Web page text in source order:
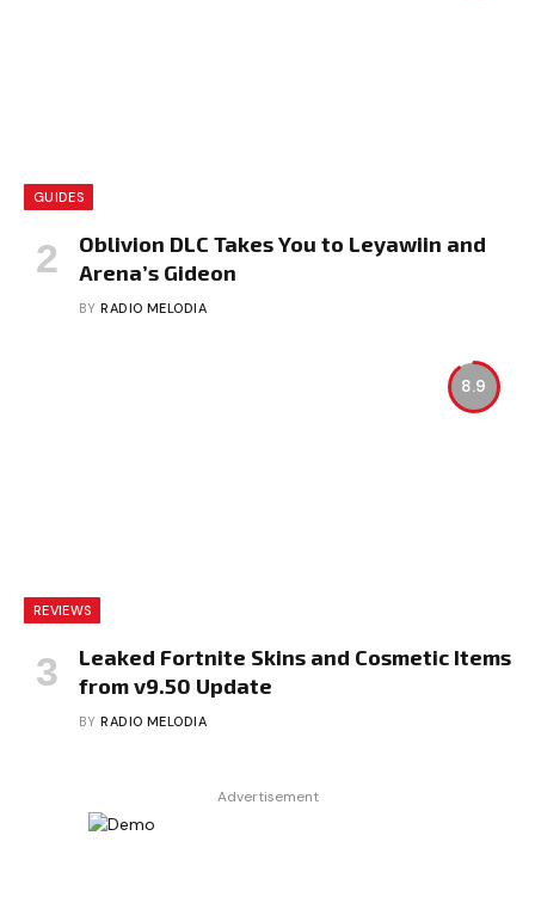
GUIDES
Oblivion DLC Takes You to Leyawiin and
Arena’s Gideon
BY RADIO MELODIA
8.9
REVIEWS
Leaked Fortnite Skins and Cosmetic Items
from v9.50 Update
BY RADIO MELODIA
Advertisement